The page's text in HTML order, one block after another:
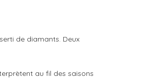
de diamants. Deux
au fil des saisons